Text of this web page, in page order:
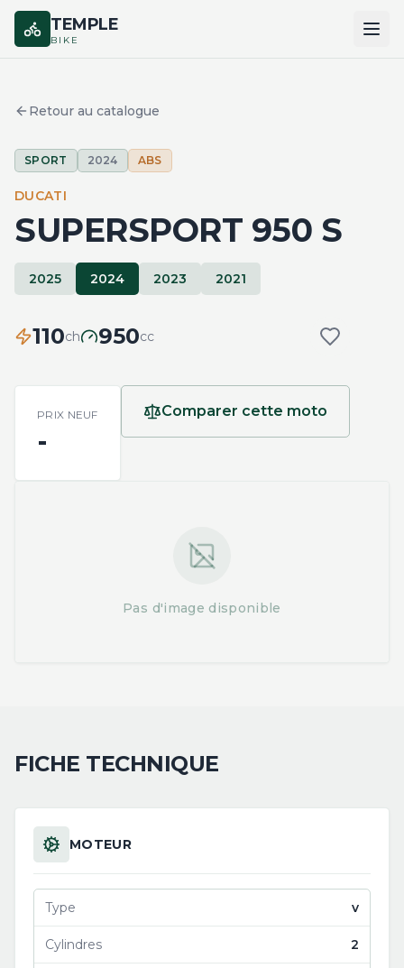
TEMPLE
BIKE
MARQUES
COMPARER
Retour au catalogue
SPORT 2024 ABS
DUCATI
SUPERSPORT 950 S
2025 2024 2023 2021
110ch 950cc
PRIX NEUF
-
Comparer cette moto
Pas d'image disponible
FICHE TECHNIQUE
MOTEUR
Type v
Cylindres 2